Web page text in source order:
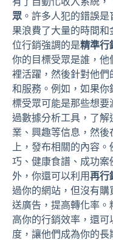
眾 。許多人犯的錯誤
果浪費了大量的時間
位行銷強調的是精準行
你的目標受眾是誰，他
裡活躍，然後針對他們
和服務。例如，如果你
標受眾可能是那些想
過數據分析工具，了
業、興趣等信息，然
上，發布相關的內容
巧、健康食譜、成功
外，你還可以利用再行
過你的網站，但沒有購
送廣告，提高轉化率。
高你的行銷效率，還
度，讓他們成為你的